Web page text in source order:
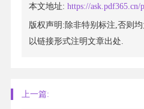
本文地址: https://
版权声明:除非特别标注,否则
以链接形式注明文章出处.
上一篇: